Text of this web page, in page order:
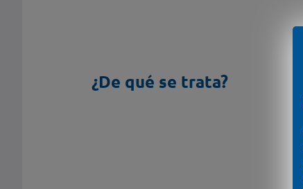
¿De qué se trata?